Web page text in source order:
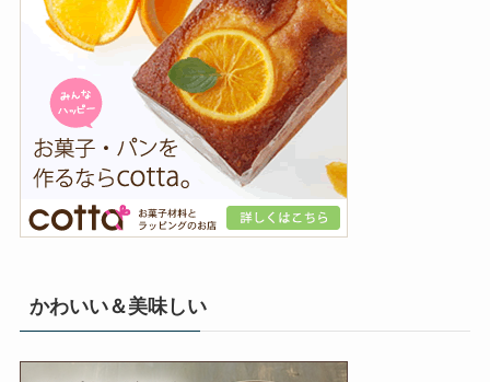
かわいい＆美味しい